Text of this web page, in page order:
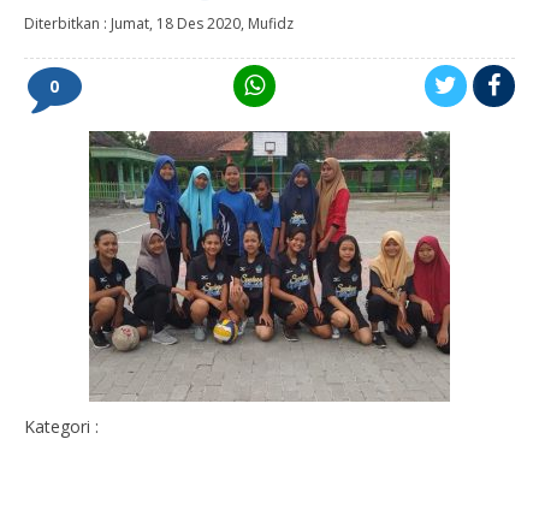
Diterbitkan : Jumat, 18 Des 2020, Mufidz
0
Kategori :